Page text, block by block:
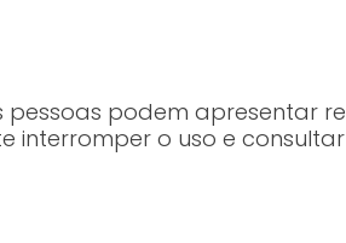
podem apresentar
o uso e